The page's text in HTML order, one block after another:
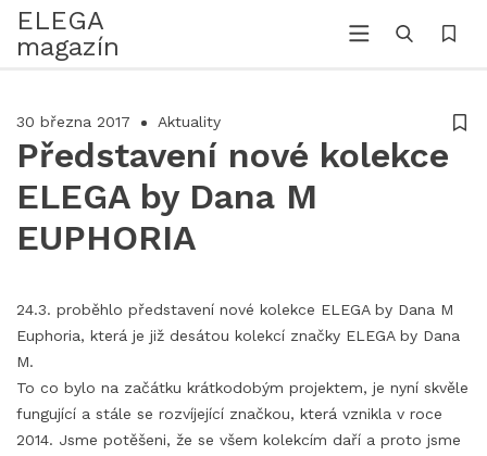
ELEGA
magazín
30 března 2017 Aktuality
Představení nové kolekce
ELEGA by Dana M
EUPHORIA
24.3. proběhlo představení nové kolekce ELEGA by Dana M
Euphoria, která je již desátou kolekcí značky ELEGA by Dana
M.
To co bylo na začátku krátkodobým projektem, je nyní skvěle
fungující a stále se rozvíjející značkou, která vznikla v roce
2014. Jsme potěšeni, že se všem kolekcím daří a proto jsme